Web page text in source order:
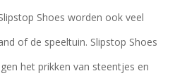
Shoes worden ook veel
of de speeltuin. Slipstop Shoes
het prikken van steentjes en